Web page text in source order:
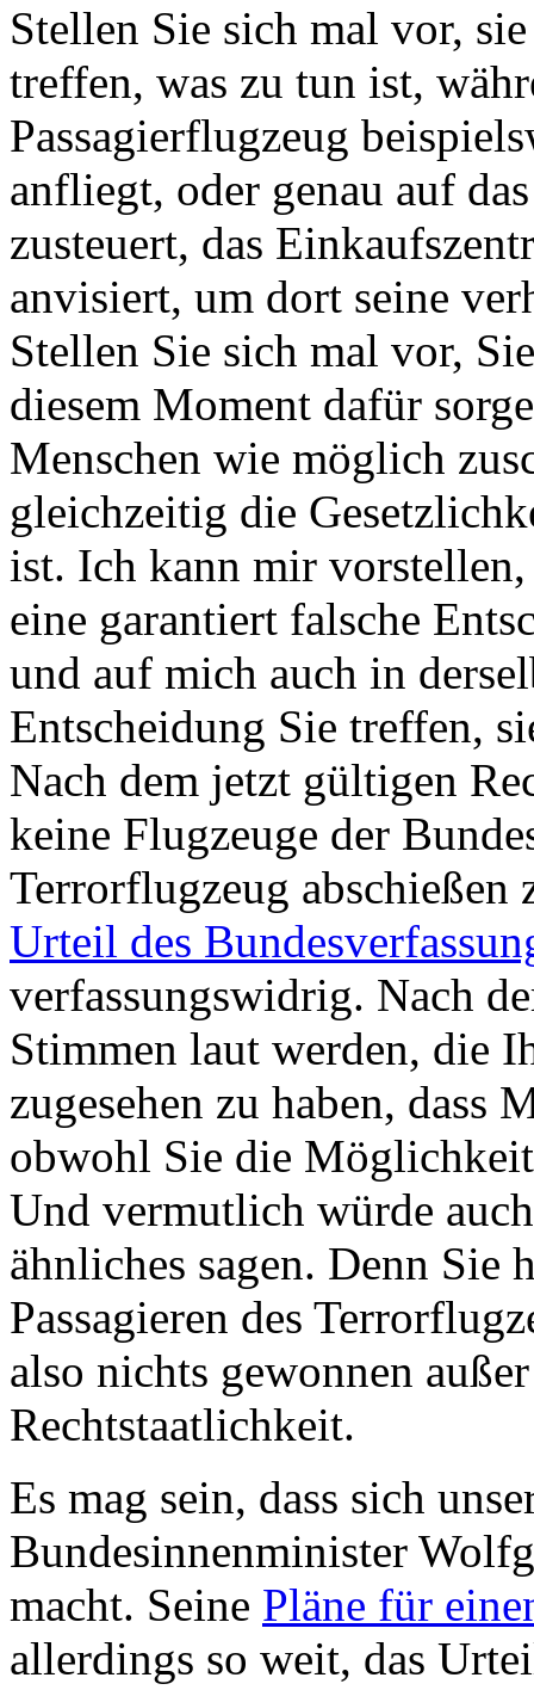
Stellen Sie sich mal vor,
treffen, was zu tun ist,
Passagierflugzeug
anfliegt, oder genau auf
zusteuert, das
anvisiert, um dort seine
Stellen Sie sich mal vor,
diesem Moment dafür
Menschen wie möglich
gleichzeitig die
ist. Ich kann mir vorstellen,
eine garantiert falsche
und auf mich auch in
Entscheidung Sie treffen,
Nach dem jetzt gültigen
keine Flugzeuge der
Terrorflugzeug abschießen
Urteil des
verfassungswidrig. Nach
Stimmen laut werden, die
zugesehen zu haben, dass
obwohl Sie die
Und vermutlich würde
ähnliches sagen. Denn Sie
Passagieren des
also nichts gewonnen
Rechtstaatlichkeit.
Es mag sein, dass sich
Bundesinnenminister
macht. Seine Pläne für
allerdings so weit, das